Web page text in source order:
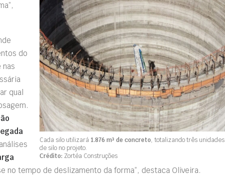
Cada silo utilizará 1.876 m³ de concreto, totalizando três unidades
de silo no projeto.
Crédito: Zortéa Construções
do
qual
no tempo de deslizamento da forma”, destaca Oliveira.